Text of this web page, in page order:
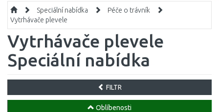
Speciální nabídka
Péče o trávník
Vytrhávače plevele
Vytrhávače plevele
Speciální nabídka
FILTR
Oblíbenosti